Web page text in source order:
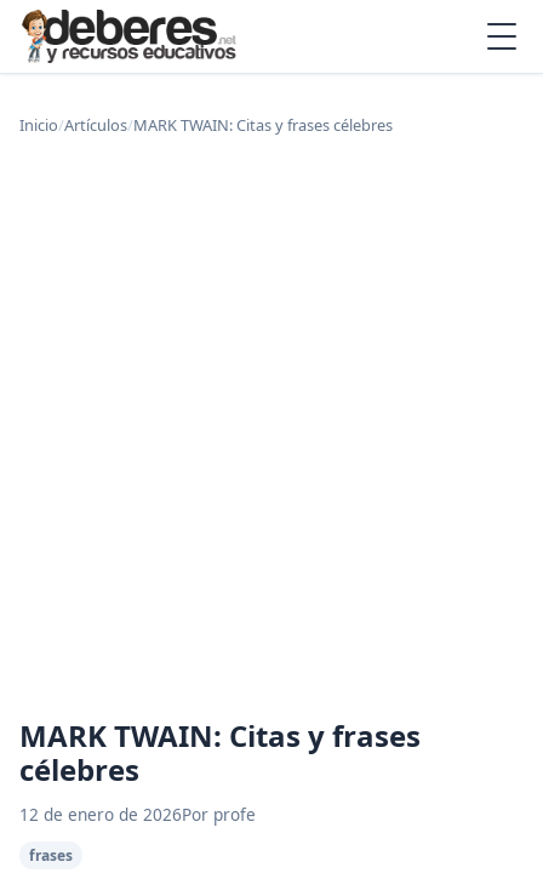
Inicio/Artículos/MARK TWAIN: Citas y frases célebres
MARK TWAIN: Citas y frases
célebres
12 de enero de 2026Por profe
frases